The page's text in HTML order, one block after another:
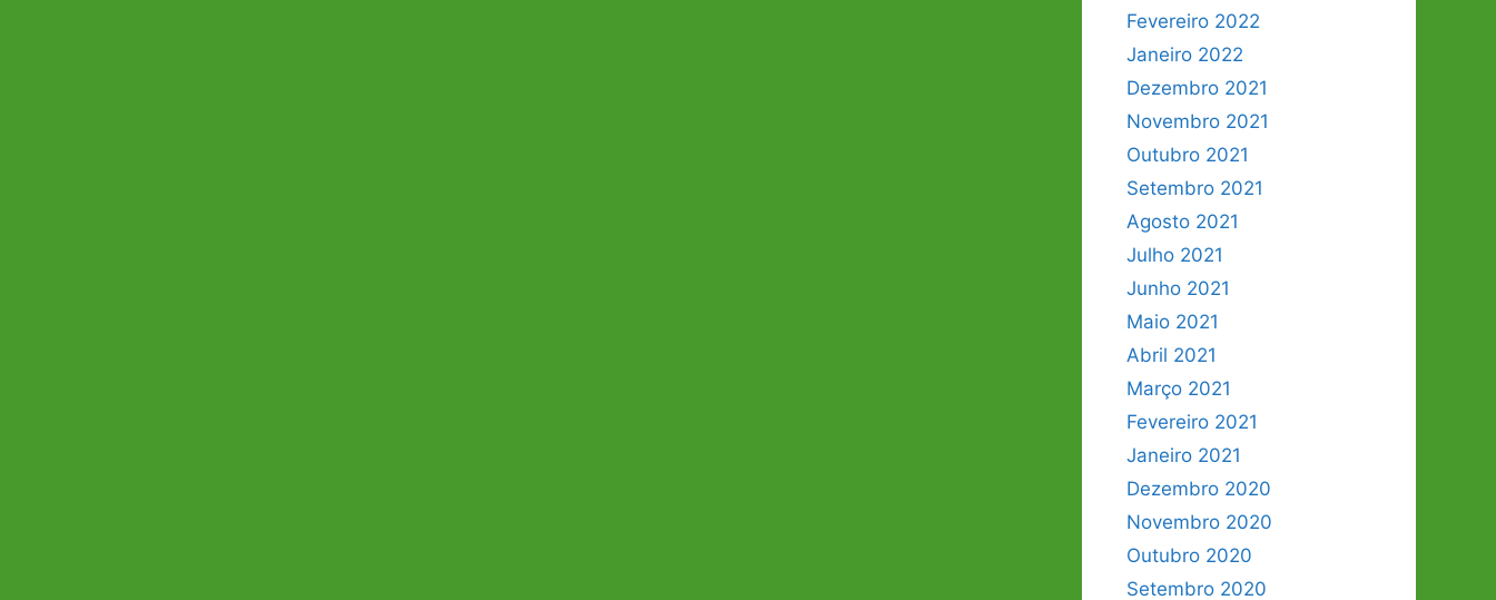
Fevereiro 2022
Janeiro 2022
Dezembro 2021
Novembro 2021
Outubro 2021
Setembro 2021
Agosto 2021
Julho 2021
Junho 2021
Maio 2021
Abril 2021
Março 2021
Fevereiro 2021
Janeiro 2021
Dezembro 2020
Novembro 2020
Outubro 2020
Setembro 2020